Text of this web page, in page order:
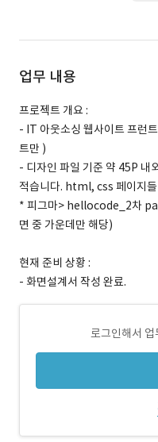
업무 내용
프로젝트 개요 :
- IT 아웃소싱 웹사이트 프런
트만 )
- 디자인 파일 기준 약 45P 내
적습니다. html, css 페이지
* 피그마> hellocode_2차
면 중 가운데만 해당)
현재 준비 상황 :
- 화면설계서 작성 완료.
로그인해서 업